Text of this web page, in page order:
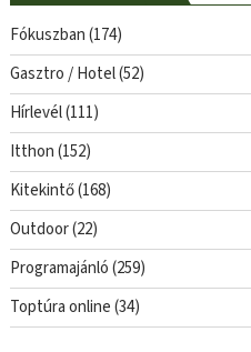
Fókuszban(174)
Gasztro / Hotel(52)
Hírlevél(111)
Itthon(152)
Kitekintő(168)
Outdoor(22)
Programajánló(259)
Toptúra online(34)